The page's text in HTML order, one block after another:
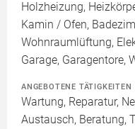
Holzheizung,
Kamin / Ofen,
Wohnraumlüftung,
Garage, Garagentore,
ANGEBOTENE TÄTIGKEITEN
Wartung, Reparatur,
Austausch, Beratung,